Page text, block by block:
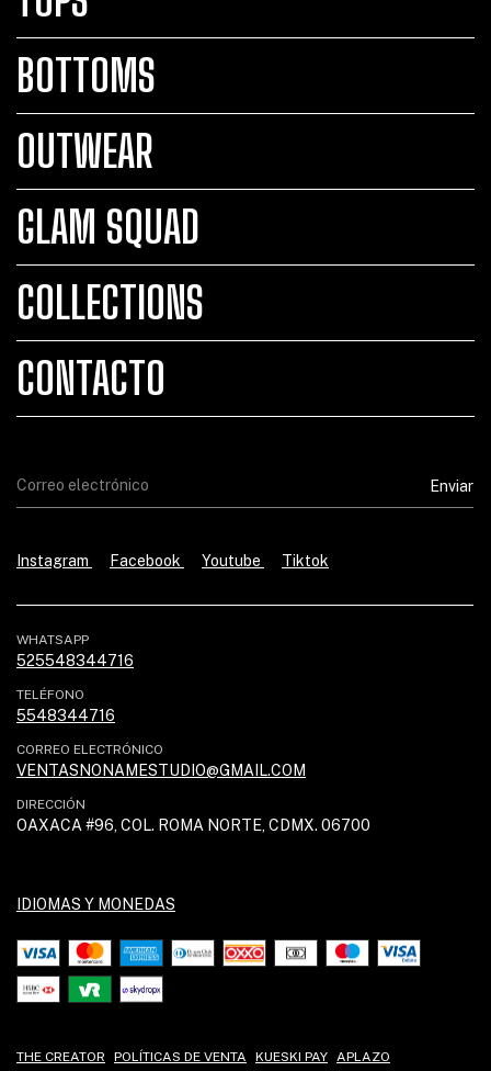
BOTTOMS
OUTWEAR
GLAM SQUAD
COLLECTIONS
CONTACTO
Instagram Facebook Youtube Tiktok
WHATSAPP
525548344716
TELÉFONO
5548344716
CORREO ELECTRÓNICO
VENTASNONAMESTUDIO@GMAIL.COM
DIRECCIÓN
OAXACA #96, COL. ROMA NORTE, CDMX. 06700
IDIOMAS Y MONEDAS
THE CREATOR POLÍTICAS DE VENTA KUESKI PAY APLAZO